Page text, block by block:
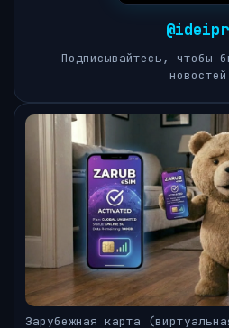
Подписывайтесь, чтобы
Зарубежная карта